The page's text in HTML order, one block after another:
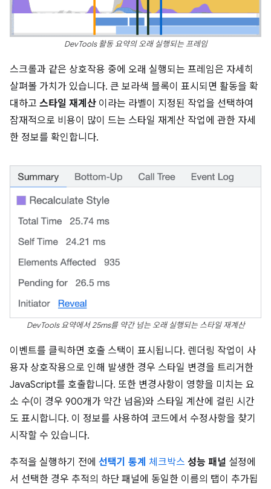
DevTools 활동 요약의 오래 실행되는 프레임
스크롤과 같은 상호작용 중에 오래 실행되는 프레임은 자세히
살펴볼 가치가 있습니다. 큰 보라색 블록이 표시되면 활동을 확
대하고 스타일 재계산 이라는 라벨이 지정된 작업을 선택하여
잠재적으로 비용이 많이 드는 스타일 재계산 작업에 관한 자세
한 정보를 확인합니다.
DevTools 요약에서 25ms를 약간 넘는 오래 실행되는 스타일 재계산
이벤트를 클릭하면 호출 스택이 표시됩니다. 렌더링 작업이 사
용자 상호작용으로 인해 발생한 경우 스타일 변경을 트리거한
JavaScript를 호출합니다. 또한 변경사항이 영향을 미치는 요
소 수(이 경우 900개가 약간 넘음)와 스타일 계산에 걸린 시간
도 표시합니다. 이 정보를 사용하여 코드에서 수정사항을 찾기
시작할 수 있습니다.
추적을 실행하기 전에 선택기 통계 체크박스 성능 패널 설정에
서 선택한 경우 추적의 하단 패널에 동일한 이름의 탭이 추가됩